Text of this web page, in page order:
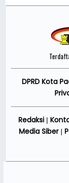
DPRD Kota
Redaksi|
Media Siber|